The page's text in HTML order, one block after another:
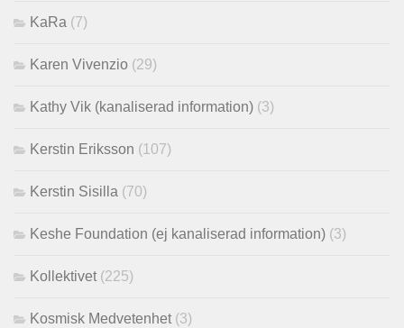
KaRa (7)
Karen Vivenzio (29)
Kathy Vik (kanaliserad information) (3)
Kerstin Eriksson (107)
Kerstin Sisilla (70)
Keshe Foundation (ej kanaliserad information) (3)
Kollektivet (225)
Kosmisk Medvetenhet (3)